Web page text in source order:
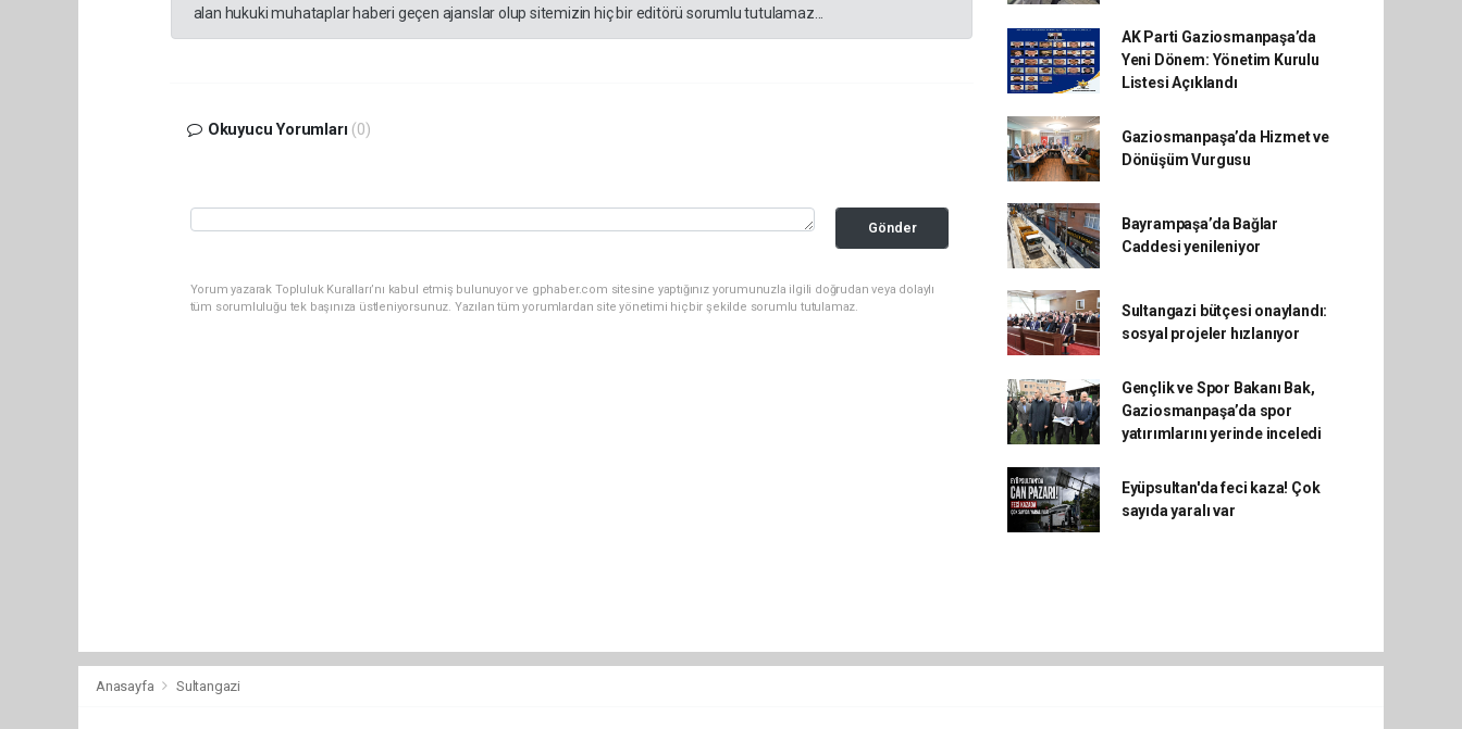
alan hukuki muhataplar haberi geçen ajanslar olup sitemizin hiç bir editörü sorumlu tutulamaz...
Okuyucu Yorumları (0)
Gönder
Yorum yazarak Topluluk Kuralları’nı kabul etmiş bulunuyor ve gphaber.com sitesine yaptığınız yorumunuzla ilgili doğrudan veya dolaylı
tüm sorumluluğu tek başınıza üstleniyorsunuz. Yazılan tüm yorumlardan site yönetimi hiçbir şekilde sorumlu tutulamaz.
AK Parti Gaziosmanpaşa’da
Yeni Dönem: Yönetim Kurulu
Listesi Açıklandı
Gaziosmanpaşa’da Hizmet ve
Dönüşüm Vurgusu
Bayrampaşa’da Bağlar
Caddesi yenileniyor
Sultangazi bütçesi onaylandı:
sosyal projeler hızlanıyor
Gençlik ve Spor Bakanı Bak,
Gaziosmanpaşa’da spor
yatırımlarını yerinde inceledi
Eyüpsultan'da feci kaza! Çok
sayıda yaralı var
Anasayfa Sultangazi